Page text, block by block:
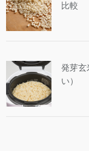
比較
発芽玄
い）